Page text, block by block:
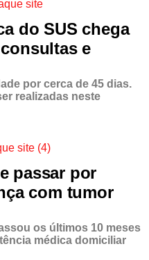
do SUS chega
e
por cerca de 45 dias.
realizadas neste
passar por
com tumor
os últimos 10 meses
médica domiciliar